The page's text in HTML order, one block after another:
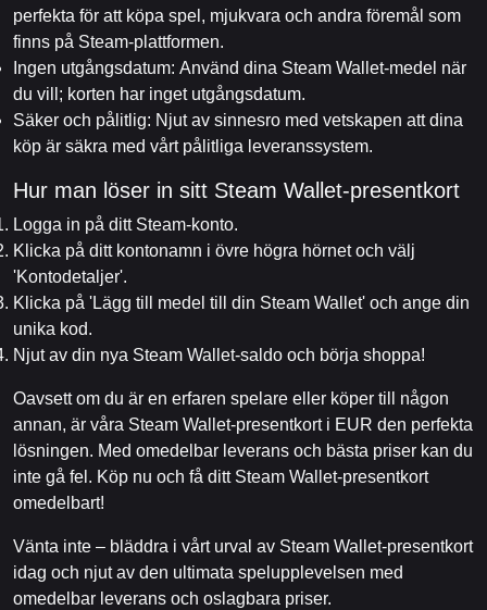
perfekta för att köpa spel, mjukvara och andra föremål som
finns på Steam-plattformen.
Ingen utgångsdatum: Använd dina Steam Wallet-medel när
du vill; korten har inget utgångsdatum.
Säker och pålitlig: Njut av sinnesro med vetskapen att dina
köp är säkra med vårt pålitliga leveranssystem.
Hur man löser in sitt Steam Wallet-presentkort
Logga in på ditt Steam-konto.
Klicka på ditt kontonamn i övre högra hörnet och välj
'Kontodetaljer'.
Klicka på 'Lägg till medel till din Steam Wallet' och ange din
unika kod.
Njut av din nya Steam Wallet-saldo och börja shoppa!
Oavsett om du är en erfaren spelare eller köper till någon
annan, är våra Steam Wallet-presentkort i EUR den perfekta
lösningen. Med omedelbar leverans och bästa priser kan du
inte gå fel. Köp nu och få ditt Steam Wallet-presentkort
omedelbart!
Vänta inte – bläddra i vårt urval av Steam Wallet-presentkort
idag och njut av den ultimata spelupplevelsen med
omedelbar leverans och oslagbara priser.